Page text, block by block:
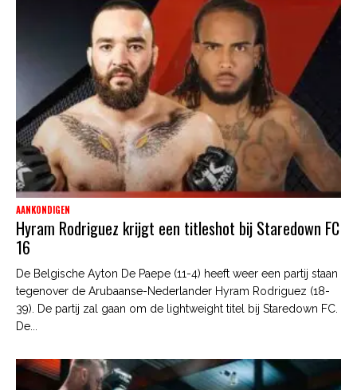
AANKONDIGEN
Hyram Rodriguez krijgt een titleshot bij Staredown FC
16
De Belgische Ayton De Paepe (11-4) heeft weer een partij staan
tegenover de Arubaanse-Nederlander Hyram Rodriguez (18-
39). De partij zal gaan om de lightweight titel bij Staredown FC.
De...